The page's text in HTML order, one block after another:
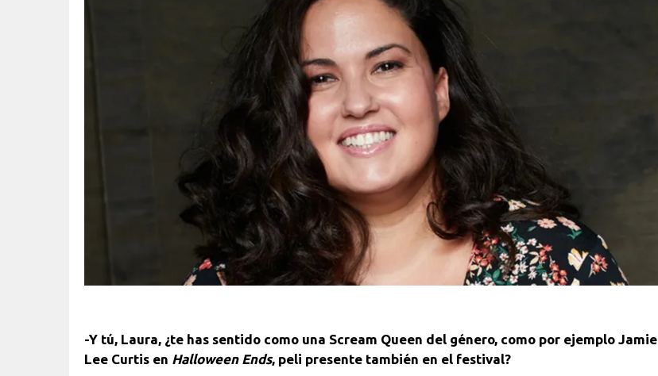
-Y tú, Laura, ¿te has sentido como una Scream Queen del género, como por ejemplo Jamie
Lee Curtis en Halloween Ends, peli presente también en el festival?